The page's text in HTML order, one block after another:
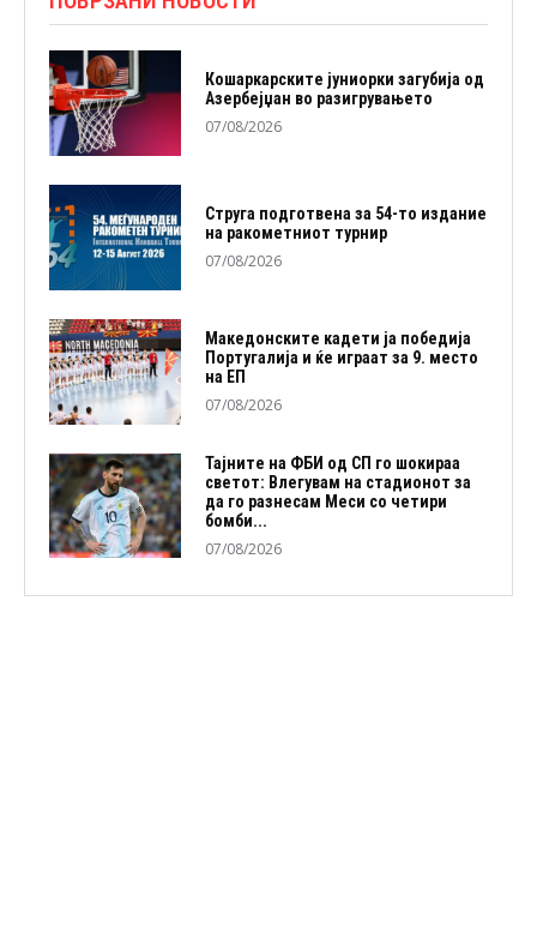
Кошаркарските јуниорки загубија од
Азербејџан во разигрувањето
07/08/2026
Струга подготвена за 54-то издание
на ракометниот турнир
07/08/2026
Македонските кадети ја победија
Португалија и ќе играат за 9. место
на ЕП
07/08/2026
Тајните на ФБИ од СП го шокираа
светот: Влегувам на стадионот за
да го разнесам Меси со четири
бомби...
07/08/2026